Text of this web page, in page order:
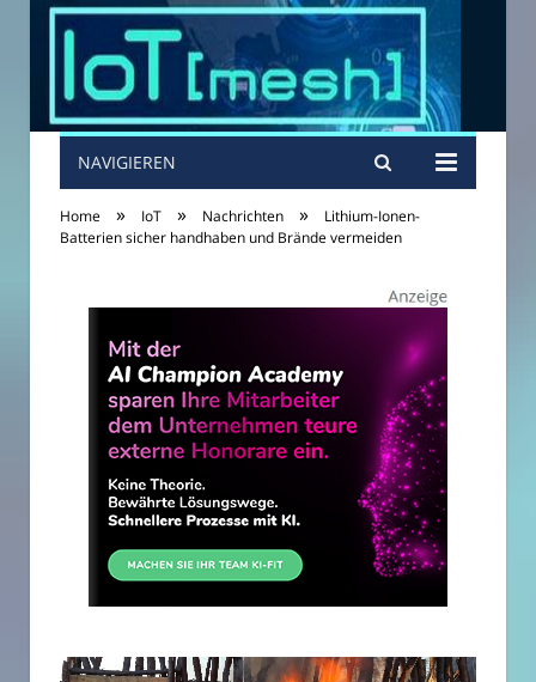
NAVIGIEREN
Home » IoT » Nachrichten »
Lithium-Ionen-
Batterien sicher handhaben und Brände vermeiden